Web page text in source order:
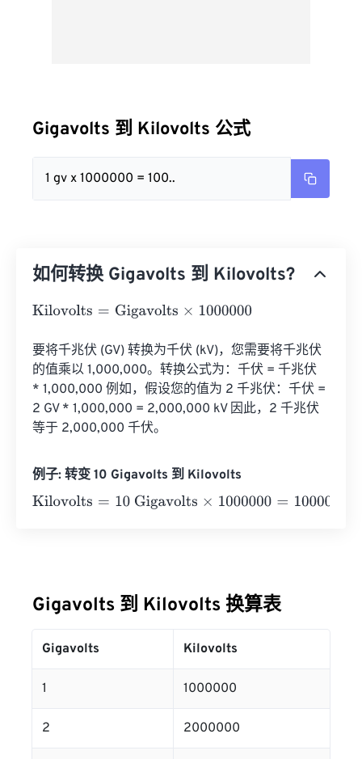
Gigavolts 到 Kilovolts 公式
1 gv x 1000000 = 100..
如何转换 Gigavolts 到 Kilovolts?
Kilovolts=Gigavolts×1000000
要将千兆伏 (GV) 转换为千伏 (kV)，您需要将千兆伏
的值乘以 1,000,000。转换公式为：千伏 = 千兆伏
* 1,000,000 例如，假设您的值为 2 千兆伏：千伏 =
2 GV * 1,000,000 = 2,000,000 kV 因此，2 千兆伏
等于 2,000,000 千伏。
例子: 转变 10 Gigavolts 到 Kilovolts
Kilovolts=10 Gigavolts×1000000=10000000 Kilovolts
Gigavolts 到 Kilovolts 换算表
Gigavolts Kilovolts
1 1000000
2 2000000